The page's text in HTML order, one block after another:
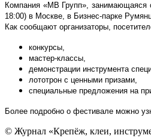
Компания «МВ Групп», занимающаяся
18:00) в Москве, в Бизнес-парке
Как сообщают организаторы,
конкурсы,
мастер-классы,
демонстрации инструмента
лототрон с ценными призами,
специальные предложения на
Более подробно о фестивале можно
© Журнал «Крепёж, клеи,